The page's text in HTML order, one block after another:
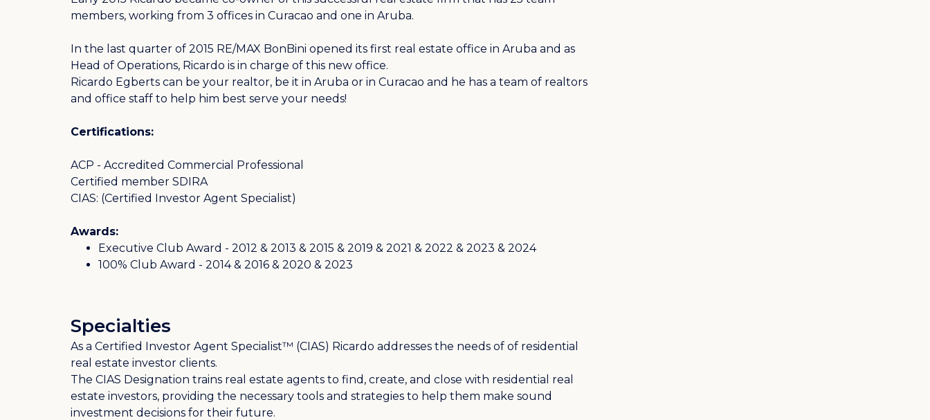
members, working from 3 offices in Curacao and one in Aruba.
In the last quarter of 2015 RE/MAX BonBini opened its first real estate office in Aruba and as
Head of Operations, Ricardo is in charge of this new office.
Ricardo Egberts can be your realtor, be it in Aruba or in Curacao and he has a team of realtors
and office staff to help him best serve your needs!
Certifications:
ACP - Accredited Commercial Professional
Certified member SDIRA
CIAS: (Certified Investor Agent Specialist)
Awards:
Executive Club Award - 2012 & 2013 & 2015 & 2019 & 2021 & 2022 & 2023 & 2024
100% Club Award - 2014 & 2016 & 2020 & 2023
Specialties
As a Certified Investor Agent Specialist™ (CIAS) Ricardo addresses the needs of of residential
real estate investor clients.
The CIAS Designation trains real estate agents to find, create, and close with residential real
estate investors, providing the necessary tools and strategies to help them make sound
investment decisions for their future.